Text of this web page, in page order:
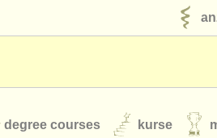
degree courses kurse